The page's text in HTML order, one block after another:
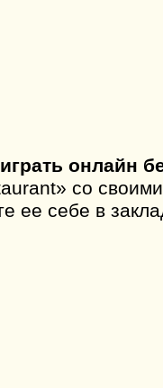
онлайн
со
ее себе в